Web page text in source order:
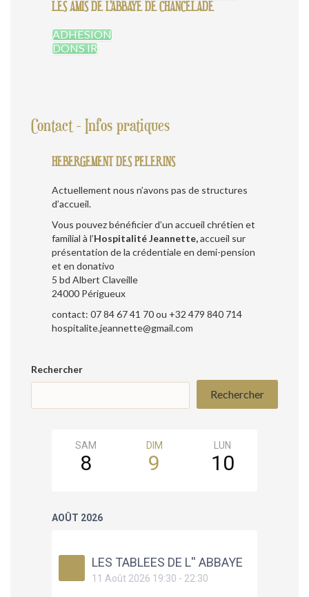
LES AMIS DE L'ABBAYE DE CHANCELADE
ADHESION
DONS IR
Contact - Infos pratiques
HEBERGEMENT DES PELERINS
Actuellement nous n’avons pas de structures
d’accueil.
Vous pouvez bénéficier d’un accueil chrétien et
familial à l’Hospitalité Jeannette,accueil sur
présentation de la crédentiale en demi-pension
et en donativo
5 bd Albert Claveille
24000 Périgueux
contact: 07 84 67 41 70 ou +32 479 840 714
hospitalite.jeannette@gmail.com
Rechercher
Rechercher
SAM
8
DIM
9
LUN
10
AOÛT 2026
LES TABLEES DE L'' ABBAYE
11 Août 2026 19:30 - 22:30